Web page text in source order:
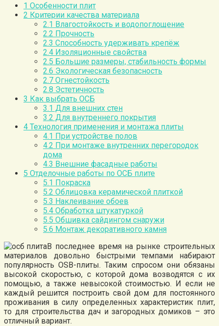
1 Особенности плит
2 Критерии качества материала
2.1 Влагостойкость и водопоглощение
2.2 Прочность
2.3 Способность удерживать крепёж
2.4 Изоляционные свойства
2.5 Большие размеры, стабильность формы
2.6 Экологическая безопасность
2.7 Огнестойкость
2.8 Эстетичность
3 Как выбрать ОСБ
3.1 Для внешних стен
3.2 Для внутреннего покрытия
4 Технология применения и монтажа плиты
4.1 При устройстве полов
4.2 При монтаже внутренних перегородок
дома
4.3 Внешние фасадные работы
5 Отделочные работы по ОСБ плите
5.1 Покраска
5.2 Облицовка керамической плиткой
5.3 Наклеивание обоев
5.4 Обработка штукатуркой
5.5 Обшивка сайдингом снаружи
5.6 Монтаж декоративного камня
В последнее время на рынке строительных
материалов довольно быстрыми темпами набирают
популярность OSB-плиты. Таким спросом они обязаны
высокой скоростью, с которой дома возводятся с их
помощью, а также невысокой стоимостью. И если не
каждый решится построить свой дом для постоянного
проживания в силу определенных характеристик плит,
то для строительства дач и загородных домиков – это
отличный вариант.